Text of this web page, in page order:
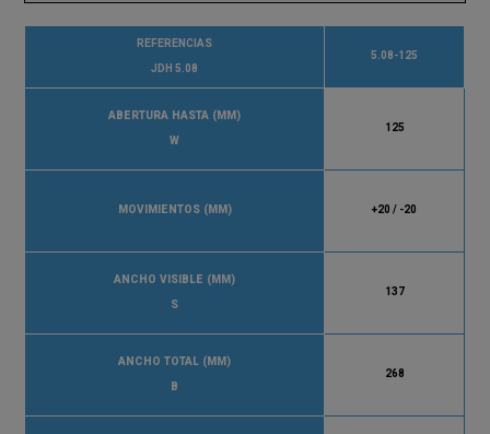
REFERENCIAS
JDH 5.08
5.08-125
ABERTURA HASTA (MM)
W
125
MOVIMIENTOS (MM) +20 / -20
ANCHO VISIBLE (MM)
S
137
ANCHO TOTAL (MM)
B
268